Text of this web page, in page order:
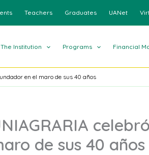
Teachers Graduates UANet
The Institution Programs Financial
en el maro de sus 40 años
de sus 40 años